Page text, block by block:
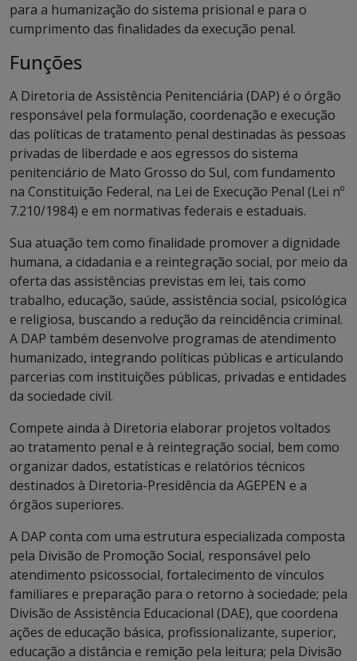
para a humanização do sistema prisional e para o
cumprimento das finalidades da execução penal.
Funções
A Diretoria de Assistência Penitenciária (DAP) é o órgão
responsável pela formulação, coordenação e execução
das políticas de tratamento penal destinadas às pessoas
privadas de liberdade e aos egressos do sistema
penitenciário de Mato Grosso do Sul, com fundamento
na Constituição Federal, na Lei de Execução Penal (Lei nº
7.210/1984) e em normativas federais e estaduais.
Sua atuação tem como finalidade promover a dignidade
humana, a cidadania e a reintegração social, por meio da
oferta das assistências previstas em lei, tais como
trabalho, educação, saúde, assistência social, psicológica
e religiosa, buscando a redução da reincidência criminal.
A DAP também desenvolve programas de atendimento
humanizado, integrando políticas públicas e articulando
parcerias com instituições públicas, privadas e entidades
da sociedade civil.
Compete ainda à Diretoria elaborar projetos voltados
ao tratamento penal e à reintegração social, bem como
organizar dados, estatísticas e relatórios técnicos
destinados à Diretoria-Presidência da AGEPEN e a
órgãos superiores.
A DAP conta com uma estrutura especializada composta
pela Divisão de Promoção Social, responsável pelo
atendimento psicossocial, fortalecimento de vínculos
familiares e preparação para o retorno à sociedade; pela
Divisão de Assistência Educacional (DAE), que coordena
ações de educação básica, profissionalizante, superior,
educação a distância e remição pela leitura; pela Divisão